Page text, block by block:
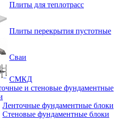
Плиты для теплотрасс
Плиты перекрытия пустотные
Сваи
СМКД
и стеновые фундаментные
Ленточные фундаментные блоки
Стеновые фундаментные блоки